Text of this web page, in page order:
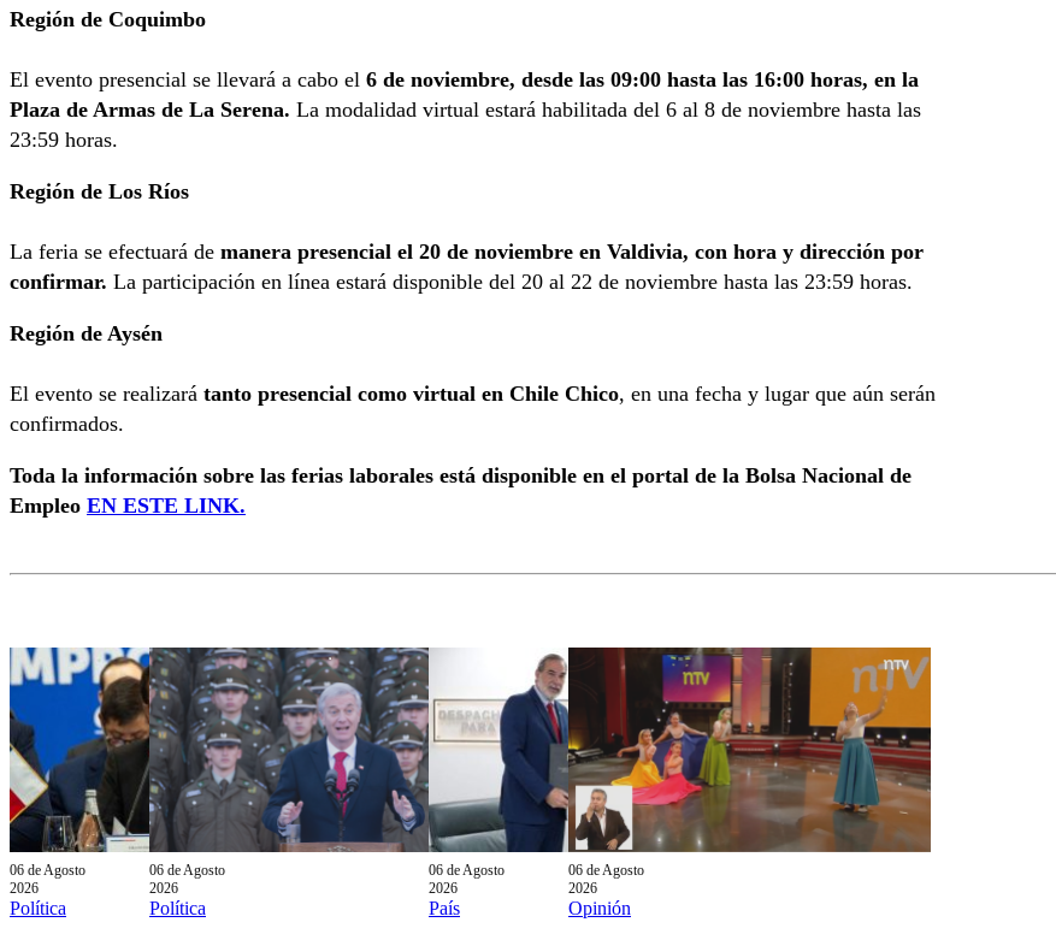
Región de Coquimbo
El evento presencial se llevará a cabo el 6 de noviembre, desde las 09:00 hasta las 16:00 horas, en la
Plaza de Armas de La Serena. La modalidad virtual estará habilitada del 6 al 8 de noviembre hasta las
23:59 horas.
Región de Los Ríos
La feria se efectuará de manera presencial el 20 de noviembre en Valdivia, con hora y dirección por
confirmar. La participación en línea estará disponible del 20 al 22 de noviembre hasta las 23:59 horas.
Región de Aysén
El evento se realizará tanto presencial como virtual en Chile Chico, en una fecha y lugar que aún serán
confirmados.
Toda la información sobre las ferias laborales está disponible en el portal de la Bolsa Nacional de
Empleo EN ESTE LINK.
06 de Agosto
2026
Política
06 de Agosto
2026
Política
06 de Agosto
2026
País
06 de Agosto
2026
Opinión